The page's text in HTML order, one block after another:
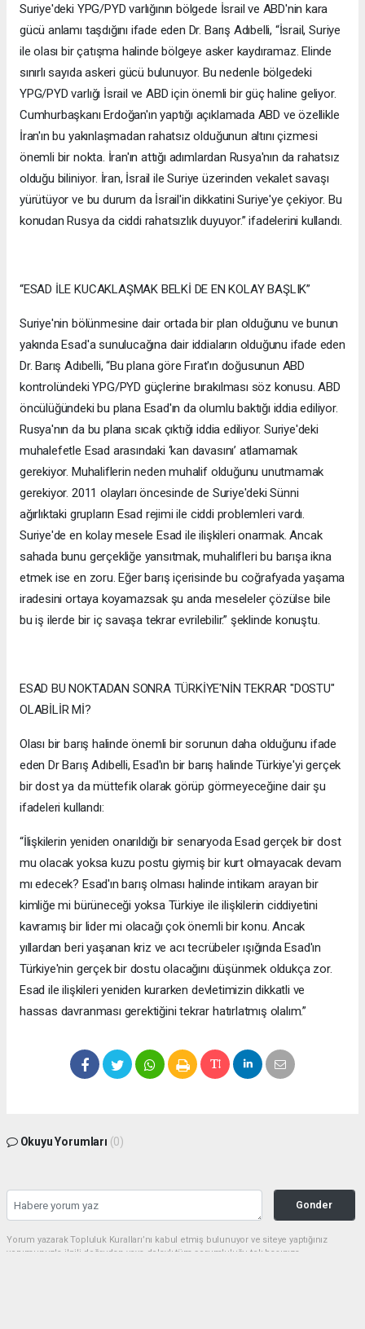
Suriye'deki YPG/PYD varlığının bölgede İsrail ve ABD'nin kara
gücü anlamı taşdığını ifade eden Dr. Barış Adıbelli, “İsrail, Suriye
ile olası bir çatışma halinde bölgeye asker kaydıramaz. Elinde
sınırlı sayıda askeri gücü bulunuyor. Bu nedenle bölgedeki
YPG/PYD varlığı İsrail ve ABD için önemli bir güç haline geliyor.
Cumhurbaşkanı Erdoğan'ın yaptığı açıklamada ABD ve özellikle
İran'ın bu yakınlaşmadan rahatsız olduğunun altını çizmesi
önemli bir nokta. İran'ın attığı adımlardan Rusya'nın da rahatsız
olduğu biliniyor. İran, İsrail ile Suriye üzerinden vekalet savaşı
yürütüyor ve bu durum da İsrail'in dikkatini Suriye'ye çekiyor. Bu
konudan Rusya da ciddi rahatsızlık duyuyor.” ifadelerini kullandı.
“ESAD İLE KUCAKLAŞMAK BELKİ DE EN KOLAY BAŞLIK”
Suriye'nin bölünmesine dair ortada bir plan olduğunu ve bunun
yakında Esad'a sunulucağına dair iddiaların olduğunu ifade eden
Dr. Barış Adıbelli, “Bu plana göre Fırat'ın doğusunun ABD
kontrolündeki YPG/PYD güçlerine bırakılması söz konusu. ABD
öncülüğündeki bu plana Esad'ın da olumlu baktığı iddia ediliyor.
Rusya'nın da bu plana sıcak çıktığı iddia ediliyor. Suriye'deki
muhalefetle Esad arasındaki ‘kan davasını’ atlamamak
gerekiyor. Muhaliflerin neden muhalif olduğunu unutmamak
gerekiyor. 2011 olayları öncesinde de Suriye'deki Sünni
ağırlıktaki grupların Esad rejimi ile ciddi problemleri vardı.
Suriye'de en kolay mesele Esad ile ilişkileri onarmak. Ancak
sahada bunu gerçekliğe yansıtmak, muhalifleri bu barışa ikna
etmek ise en zoru. Eğer barış içerisinde bu coğrafyada yaşama
iradesini ortaya koyamazsak şu anda meseleler çözülse bile
bu iş ilerde bir iç savaşa tekrar evrilebilir.” şeklinde konuştu.
ESAD BU NOKTADAN SONRA TÜRKİYE'NİN TEKRAR "DOSTU"
OLABİLİR Mİ?
Olası bir barış halinde önemli bir sorunun daha olduğunu ifade
eden Dr Barış Adıbelli, Esad'ın bir barış halinde Türkiye'yi gerçek
bir dost ya da müttefik olarak görüp görmeyeceğine dair şu
ifadeleri kullandı:
“İlişkilerin yeniden onarıldığı bir senaryoda Esad gerçek bir dost
mu olacak yoksa kuzu postu giymiş bir kurt olmayacak devam
mı edecek? Esad'ın barış olması halinde intikam arayan bir
kimliğe mi bürüneceği yoksa Türkiye ile ilişkilerin ciddiyetini
kavramış bir lider mi olacağı çok önemli bir konu. Ancak
yıllardan beri yaşanan kriz ve acı tecrübeler ışığında Esad'ın
Türkiye'nin gerçek bir dostu olacağını düşünmek oldukça zor.
Esad ile ilişkileri yeniden kurarken devletimizin dikkatli ve
hassas davranması gerektiğini tekrar hatırlatmış olalım.”
Okuyu Yorumları (0)
Gonder
Yorum yazarak Topluluk Kuralları’nı kabul etmiş bulunuyor ve siteye yaptığınız
yorumunuzla ilgili doğrudan veya dolaylı tüm sorumluluğu tek başınıza